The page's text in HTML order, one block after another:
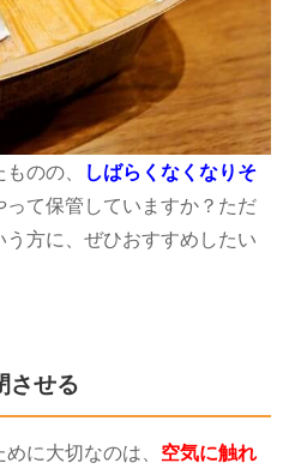
のの、
しばらくなくなりそ
って保管していますか？ただ
方に、ぜひおすすめしたい
させる
に大切なのは、 空気に触れ